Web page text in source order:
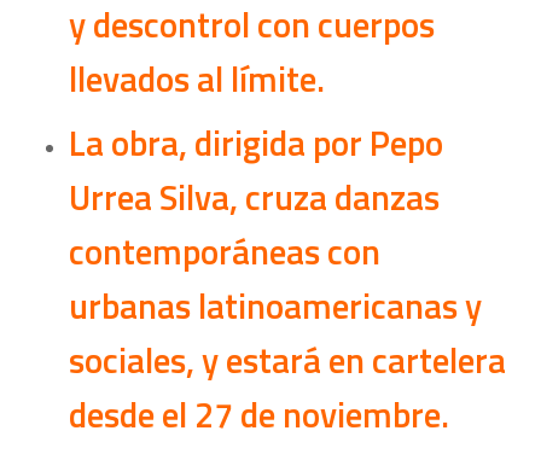
y descontrol con cuerpos
llevados al límite.
La obra, dirigida por Pepo
Urrea Silva, cruza danzas
contemporáneas con
urbanas latinoamericanas y
sociales, y estará en cartelera
desde el 27 de noviembre.